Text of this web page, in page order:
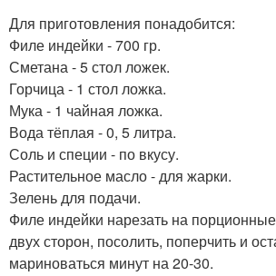
Для приготовления понадобится:
Филе индейки - 700 гр.
Сметана - 5 стол ложек.
Горчица - 1 стол ложка.
Мука - 1 чайная ложка.
Вода тёплая - 0, 5 литра.
Соль и специи - по вкусу.
Растительное масло - для жарки.
Зелень для подачи.
Филе индейки нарезать на порционные
двух сторон, посолить, поперчить и
мариноваться минут на 20-30.